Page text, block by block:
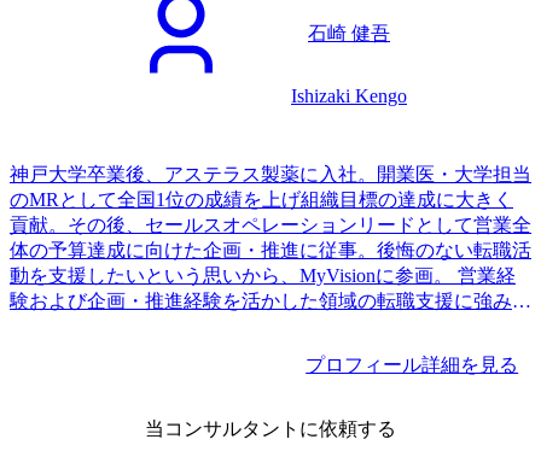
石崎 健吾
Ishizaki Kengo
神戸大学卒業後、アステラス製薬に入社。開業医・大学担当
のMRとして全国1位の成績を上げ組織目標の達成に大きく
貢献。その後、セールスオペレーションリードとして営業全
体の予算達成に向けた企画・推進に従事。後悔のない転職活
動を支援したいという思いから、MyVisionに参画。 営業経
験および企画・推進経験を活かした領域の転職支援に強みを
プロフィール詳細を見る
当コンサルタントに依頼する